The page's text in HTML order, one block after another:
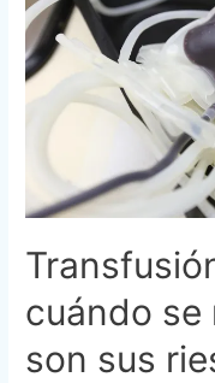
cuándo se
son sus